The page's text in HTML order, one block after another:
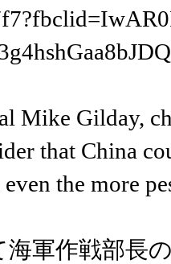
Gilday,
that China
even the more
軍作戦部長